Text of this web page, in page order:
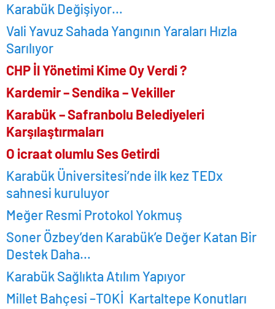
Karabük Değişiyor…
Vali Yavuz Sahada Yangının Yaraları Hızla
Sarılıyor
CHP İl Yönetimi Kime Oy Verdi ?
Kardemir – Sendika – Vekiller
Karabük – Safranbolu Belediyeleri
Karşılaştırmaları
O icraat olumlu Ses Getirdi
Karabük Üniversitesi’nde ilk kez TEDx
sahnesi kuruluyor
Meğer Resmi Protokol Yokmuş
Soner Özbey’den Karabük’e Değer Katan Bir
Destek Daha…
Karabük Sağlıkta Atılım Yapıyor
Millet Bahçesi –TOKİ Kartaltepe Konutları